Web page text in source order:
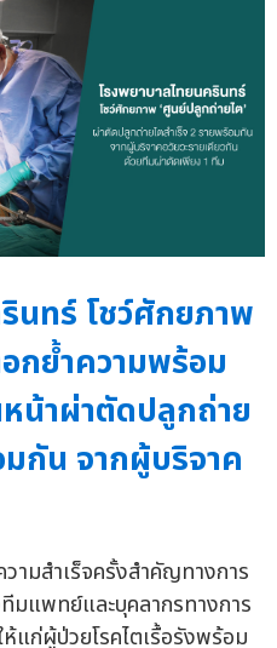
นทร์ โชว์ศักยภาพ
กย้ำความพร้อม
น้าผ่าตัดปลูกถ่าย
มกัน จากผู้บริจาค
ามสำเร็จครั้งสำคัญทางการ
มแพทย์และบุคลากรทางการ
แก่ผู้ป่วยโรคไตเรื้อรังพร้อม